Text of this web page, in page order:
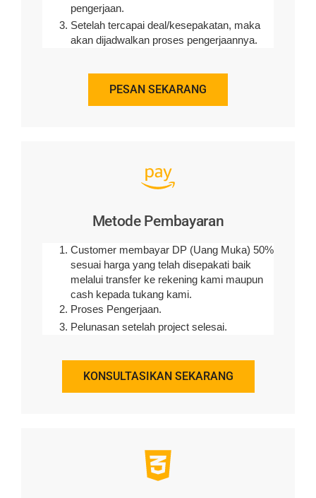
Customer membayar DP (Uang Muka) 50%
sesuai harga yang telah disepakati baik
melalui transfer ke rekening kami maupun
Proses Pengerjaan.
Pelunasan setelah project selesai.
Bergaransi
Hubungi admin atas keluhan Anda dan
konsultasikan
Klaim garansi dengan menunjukkan kartu
dengan project yang pernah dikerjakan.
PESAN SEKARANG